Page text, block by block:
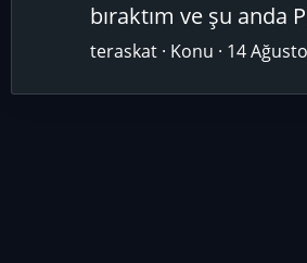
bıraktım ve şu anda
teraskat Konu 14